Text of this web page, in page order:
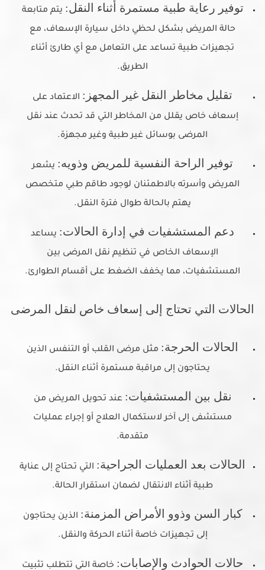
توفير رعاية طبية مستمرة أثناء النقل: يتم متابعة
حالة المريض بشكل لحظي داخل سيارة الإسعاف، مع
تجهيزات طبية تساعد على التعامل مع أي طارئ أثناء
الطريق.
تقليل مخاطر النقل غير المجهز: الاعتماد على
إسعاف خاص يقلل من المخاطر التي قد تحدث عند نقل
المرضى بوسائل غير طبية وغير مجهزة.
توفير الراحة النفسية للمريض وذويه: يشعر
المريض وأسرته بالاطمئنان لوجود طاقم طبي متخصص
يهتم بالحالة طوال فترة النقل.
دعم المستشفيات في إدارة الحالات: يساعد
الإسعاف الخاص في تنظيم نقل المرضى بين
المستشفيات، مما يخفف الضغط على أقسام الطوارئ.
الحالات التي تحتاج إلى إسعاف خاص لنقل المرضى
الحالات الحرجة: مثل مرضى القلب أو التنفس الذين
يحتاجون إلى مراقبة مستمرة أثناء النقل.
نقل بين المستشفيات: عند تحويل المريض من
مستشفى إلى آخر لاستكمال العلاج أو إجراء عمليات
متقدمة.
الحالات بعد العمليات الجراحية: التي تحتاج إلى عناية
طبية أثناء الانتقال لضمان استقرار الحالة.
كبار السن وذوو الأمراض المزمنة: الذين يحتاجون
إلى تجهيزات خاصة أثناء الحركة والنقل.
حالات الحوادث والإصابات: خاصة التي تتطلب تثبيت